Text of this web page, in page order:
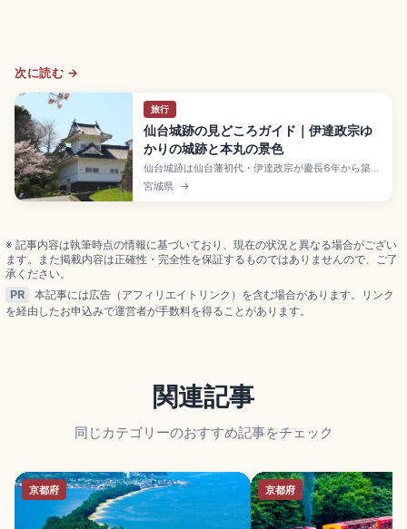
次に読む →
旅行
仙台城跡の見どころガイド｜伊達政宗ゆ
かりの城跡と本丸の景色
仙台城跡は仙台藩初代・伊達政宗が慶長6年から築い
た青葉山の山城跡で、2003年に国の史跡指定、日本
100名城。広瀬川の断崖・御裏林・竜ノ口渓谷の天
宮城県 →
※ 記事内容は執筆時点の情報に基づいており、現在の状況と異なる場合がござい
ます。また掲載内容は正確性・完全性を保証するものではありませんので、ご了
承ください。
PR
本記事には広告（アフィリエイトリンク）を含む場合があります。リンク
を経由したお申込みで運営者が手数料を得ることがあります。
関連記事
同じカテゴリーのおすすめ記事をチェック
京都府 京都府